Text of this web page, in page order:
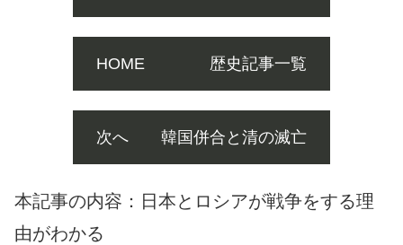
HOME 歴史記事一覧
次へ 韓国併合と清の滅亡
本記事の内容：日本とロシアが戦争をする理
由がわかる